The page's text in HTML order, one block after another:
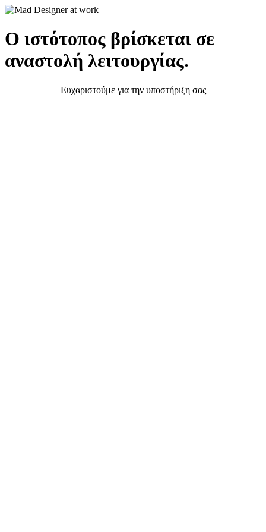
Ο ιστότοπος βρίσκεται σε
αναστολή λειτουργίας.
Ευχαριστούμε για την υποστήριξη σας